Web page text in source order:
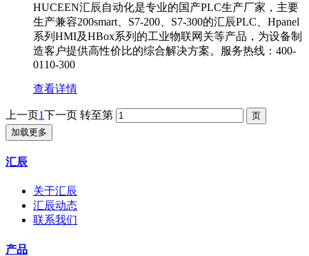
HUCEEN汇辰自动化是专业的国产PLC生产厂家，主要
生产兼容200smart、S7-200、S7-300的汇辰PLC、Hpanel
系列HMI及HBox系列的工业物联网关等产品，为设备制
造客户提供高性价比的综合解决方案。服务热线：400-
0110-300
查看详情
上一页1下一页 转至第
加载更多
汇辰
关于汇辰
汇辰动态
联系我们
产品